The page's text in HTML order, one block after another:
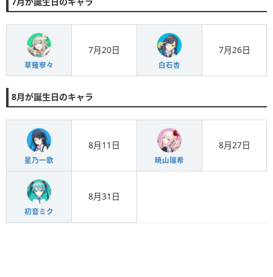
草薙寧々
7月20日
白石杏
7月26日
8月が誕生日のキャラ
星乃一歌
8月11日
暁山瑞希
8月27日
初音ミク
8月31日